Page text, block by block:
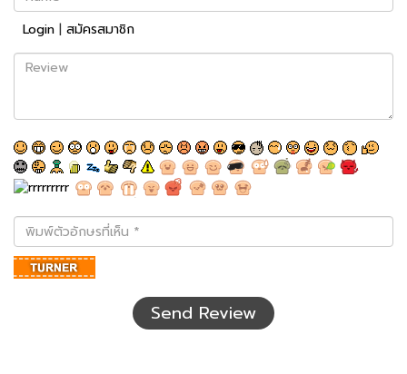
Login | สมัครสมาชิก
Review
พิมพ์
ตัว
อักษร
ที่
Send Review